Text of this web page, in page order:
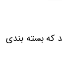
که بسته بندی